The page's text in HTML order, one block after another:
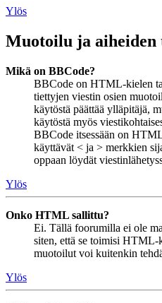
Ylös
Muotoilu ja
Mikä on BBCode?
BBCode on HTML-kielen
tiettyjen viestin osien
käytöstä päättää ylläpitäjä,
käytöstä myös
BBCode itsessään on
käyttävät < ja > merkkien
oppaan löydät
Ylös
Onko HTML sallittu?
Ei. Tällä foorumilla ei ole
siten, että se toimisi
muotoilut voi kuitenkin
Ylös